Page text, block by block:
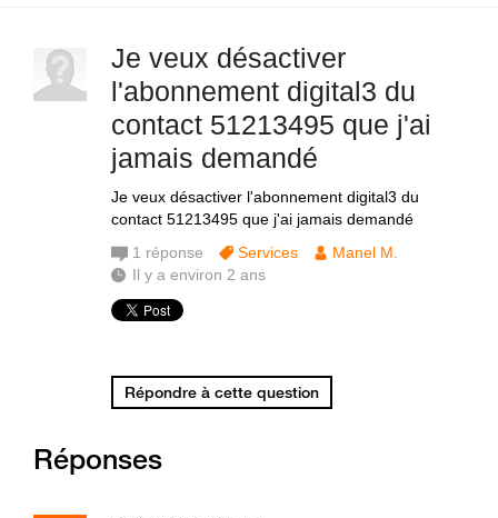
Je veux désactiver
l'abonnement digital3 du
contact 51213495 que j'ai
jamais demandé
Je veux désactiver l'abonnement digital3 du
contact 51213495 que j'ai jamais demandé
1 réponse Services
Manel M.
Il y a environ 2 ans
Répondre à cette question
Réponses